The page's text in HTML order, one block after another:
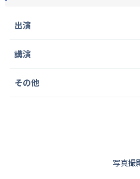
出演
講演
その他
写真撮